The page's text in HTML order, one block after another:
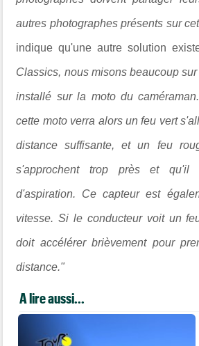
autres photographes présents sur
indique qu'une autre solution
Classics, nous misons beaucoup
installé sur la moto du caméraman.
cette moto verra alors un feu vert
distance suffisante, et un feu
s'approchent trop près et qu'il
d'aspiration. Ce capteur est
vitesse. Si le conducteur voit un
doit accélérer brièvement pour
distance."
A lire aussi...